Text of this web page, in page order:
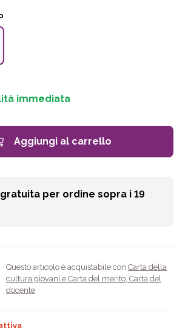
immediata
Aggiungi al carrello
per ordine sopra i 19
Questo articolo è acquistabile con Carta della
cultura giovani e Carta del merito, Carta del
docente